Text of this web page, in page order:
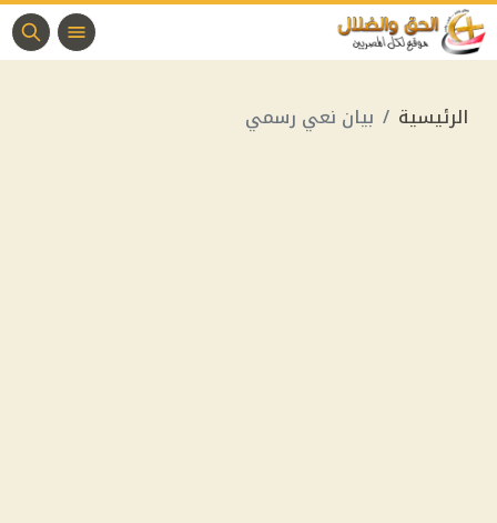
الرئيسية بيان نعي رسمي